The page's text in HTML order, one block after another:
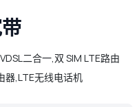
二合一,双 SIM LTE路由
器,LTE无线电话机